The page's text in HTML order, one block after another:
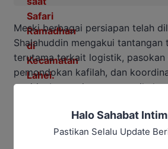
Meski berbagai persiapan telah
Shalahuddin mengakui tantangan
terutama terkait logistik, pasokan
pemondokan kafilah, dan
panitia. Ia meminta semua pihak
November 2025.Halo Sahabat
Pastikan Selalu Update